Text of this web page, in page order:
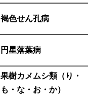
褐色せん孔病
円星落葉病
果樹カメムシ類（り・
も・な・お・か）